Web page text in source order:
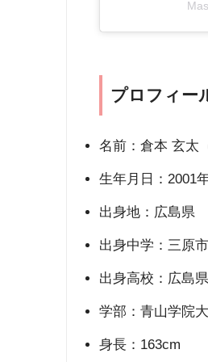
プロフィー
名前：倉本 玄太
生年月日：2001
出身地：広島県
出身中学：三原
出身高校：広島
学部：青山学院
身長：163cm